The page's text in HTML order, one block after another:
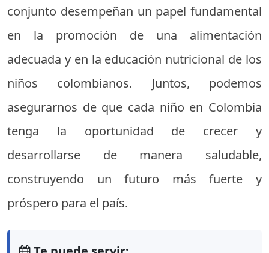
conjunto desempeñan un papel fundamental
en la promoción de una alimentación
adecuada y en la educación nutricional de los
niños colombianos. Juntos, podemos
asegurarnos de que cada niño en Colombia
tenga la oportunidad de crecer y
desarrollarse de manera saludable,
construyendo un futuro más fuerte y
próspero para el país.